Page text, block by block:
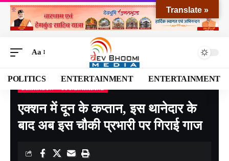
Aa
POLITICS ENTERTAINMENT ENTERTAINMENT
Devbhoomi Media>Blog>NATIONAL>UTTARAKHAND>DEHRADUN
एक्शन में दून के कप्तान, इस थानेदार के
बाद अब इस चौकी प्रभारी पर गिराई गाज
Translate »